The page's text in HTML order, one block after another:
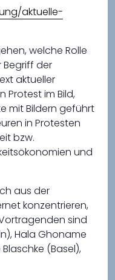
aktuelle-
welche Rolle
der
aktueller
Protest im Bild,
mit Bildern geführt
in Protesten
bzw.
und
aus der
konzentrieren,
sind
Hala Ghoname
(Basel),